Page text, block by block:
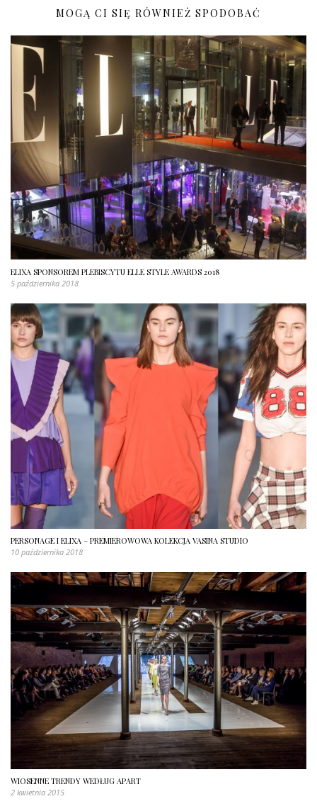
MOGĄ CI SIĘ RÓWNIEŻ SPODOBAĆ
ELIXA SPONSOREM PLEBISCYTU ELLE STYLE AWARDS 2018
5 października 2018
PERSONAGE I ELIXA – PREMIEROWOWA KOLEKCJA VASINA STUDIO
10 października 2018
WIOSENNE TRENDY WEDŁUG APART
2 kwietnia 2015